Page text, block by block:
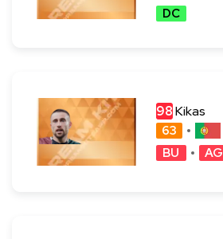
DC
98Kikas
63
BU
AG